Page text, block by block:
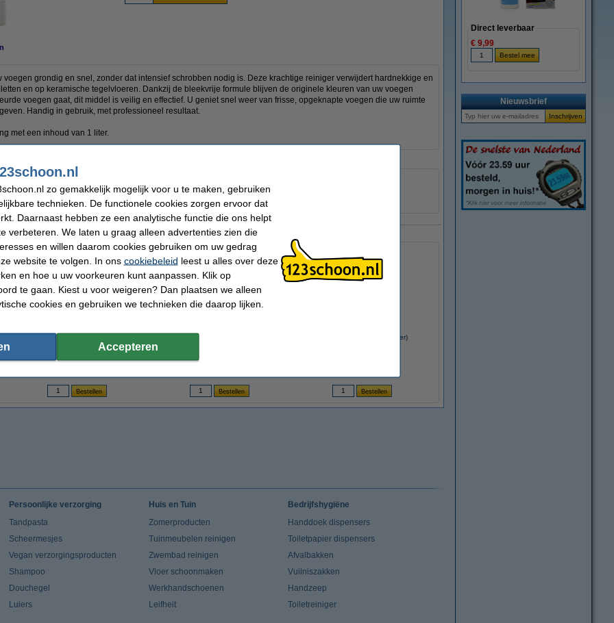
voegen grondig en snel, zonder dat intensief schrobben nodig is. Deze krachtige reiniger verwijdert hardnekkige en
en op keramische tegelvloeren. Dankzij de bleekvrije formule blijven de originele kleuren van uw voegen
voegen gaat, dit middel is veilig en effectief. U geniet snel weer van frisse, opgeknapte voegen die uw ruimte
Handig in gebruik, met professioneel resultaat.
met een inhoud van 1 liter.
Nummer:
8717342057488
Extra info: Veiligheidsinformatieblad
artikel ook besteld hebben
€ 6,99
Zep Toilet Vernieuwer (1 liter)
Direct leverbaar
€ 9,99
Nieuwsbrief
Persoonlijke verzorging
Tandpasta
Scheermesjes
Vegan verzorgingsproducten
Shampoo
Douchegel
Luiers
Huis en Tuin
Zomerproducten
Tuinmeubelen reinigen
Zwembad reinigen
Vloer schoonmaken
Werkhandschoenen
Leifheit
Bedrijfshygiëne
Handdoek dispensers
Toiletpapier dispensers
Afvalbakken
Vuilniszakken
Handzeep
Toiletreiniger
zo gemakkelijk mogelijk voor u te maken, gebruiken
technieken. De functionele cookies zorgen ervoor dat
Daarnaast hebben ze een analytische functie die ons helpt
verbeteren. We laten u graag alleen advertenties zien die
en willen daarom cookies gebruiken om uw gedrag
website te volgen. In ons cookiebeleid leest u alles over deze
en hoe u uw voorkeuren kunt aanpassen. Klik op
te gaan. Kiest u voor weigeren? Dan plaatsen we alleen
cookies en gebruiken we technieken die daarop lijken.
Accepteren